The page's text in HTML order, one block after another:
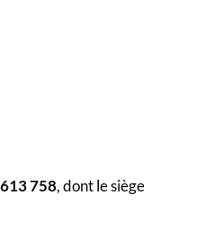
758, dont le siège